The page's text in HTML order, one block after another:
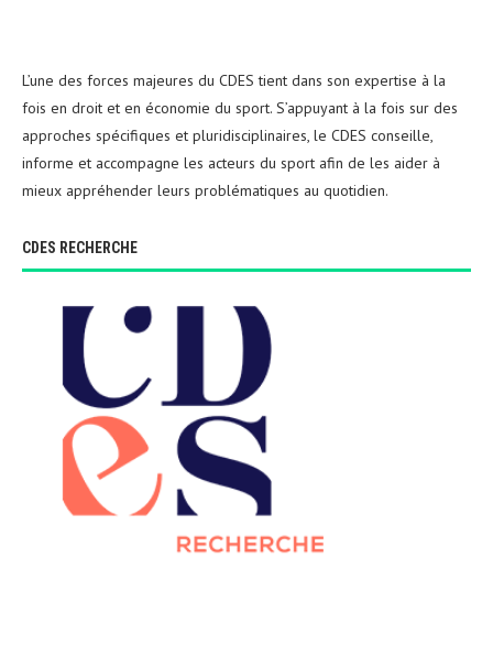
L’une des forces majeures du CDES tient dans son expertise à la
fois en droit et en économie du sport. S’appuyant à la fois sur des
approches spécifiques et pluridisciplinaires, le CDES conseille,
informe et accompagne les acteurs du sport afin de les aider à
mieux appréhender leurs problématiques au quotidien.
CDES RECHERCHE